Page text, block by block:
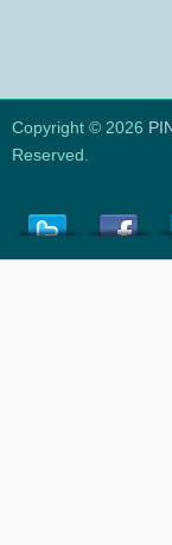
Copyright © 2026
Reserved.